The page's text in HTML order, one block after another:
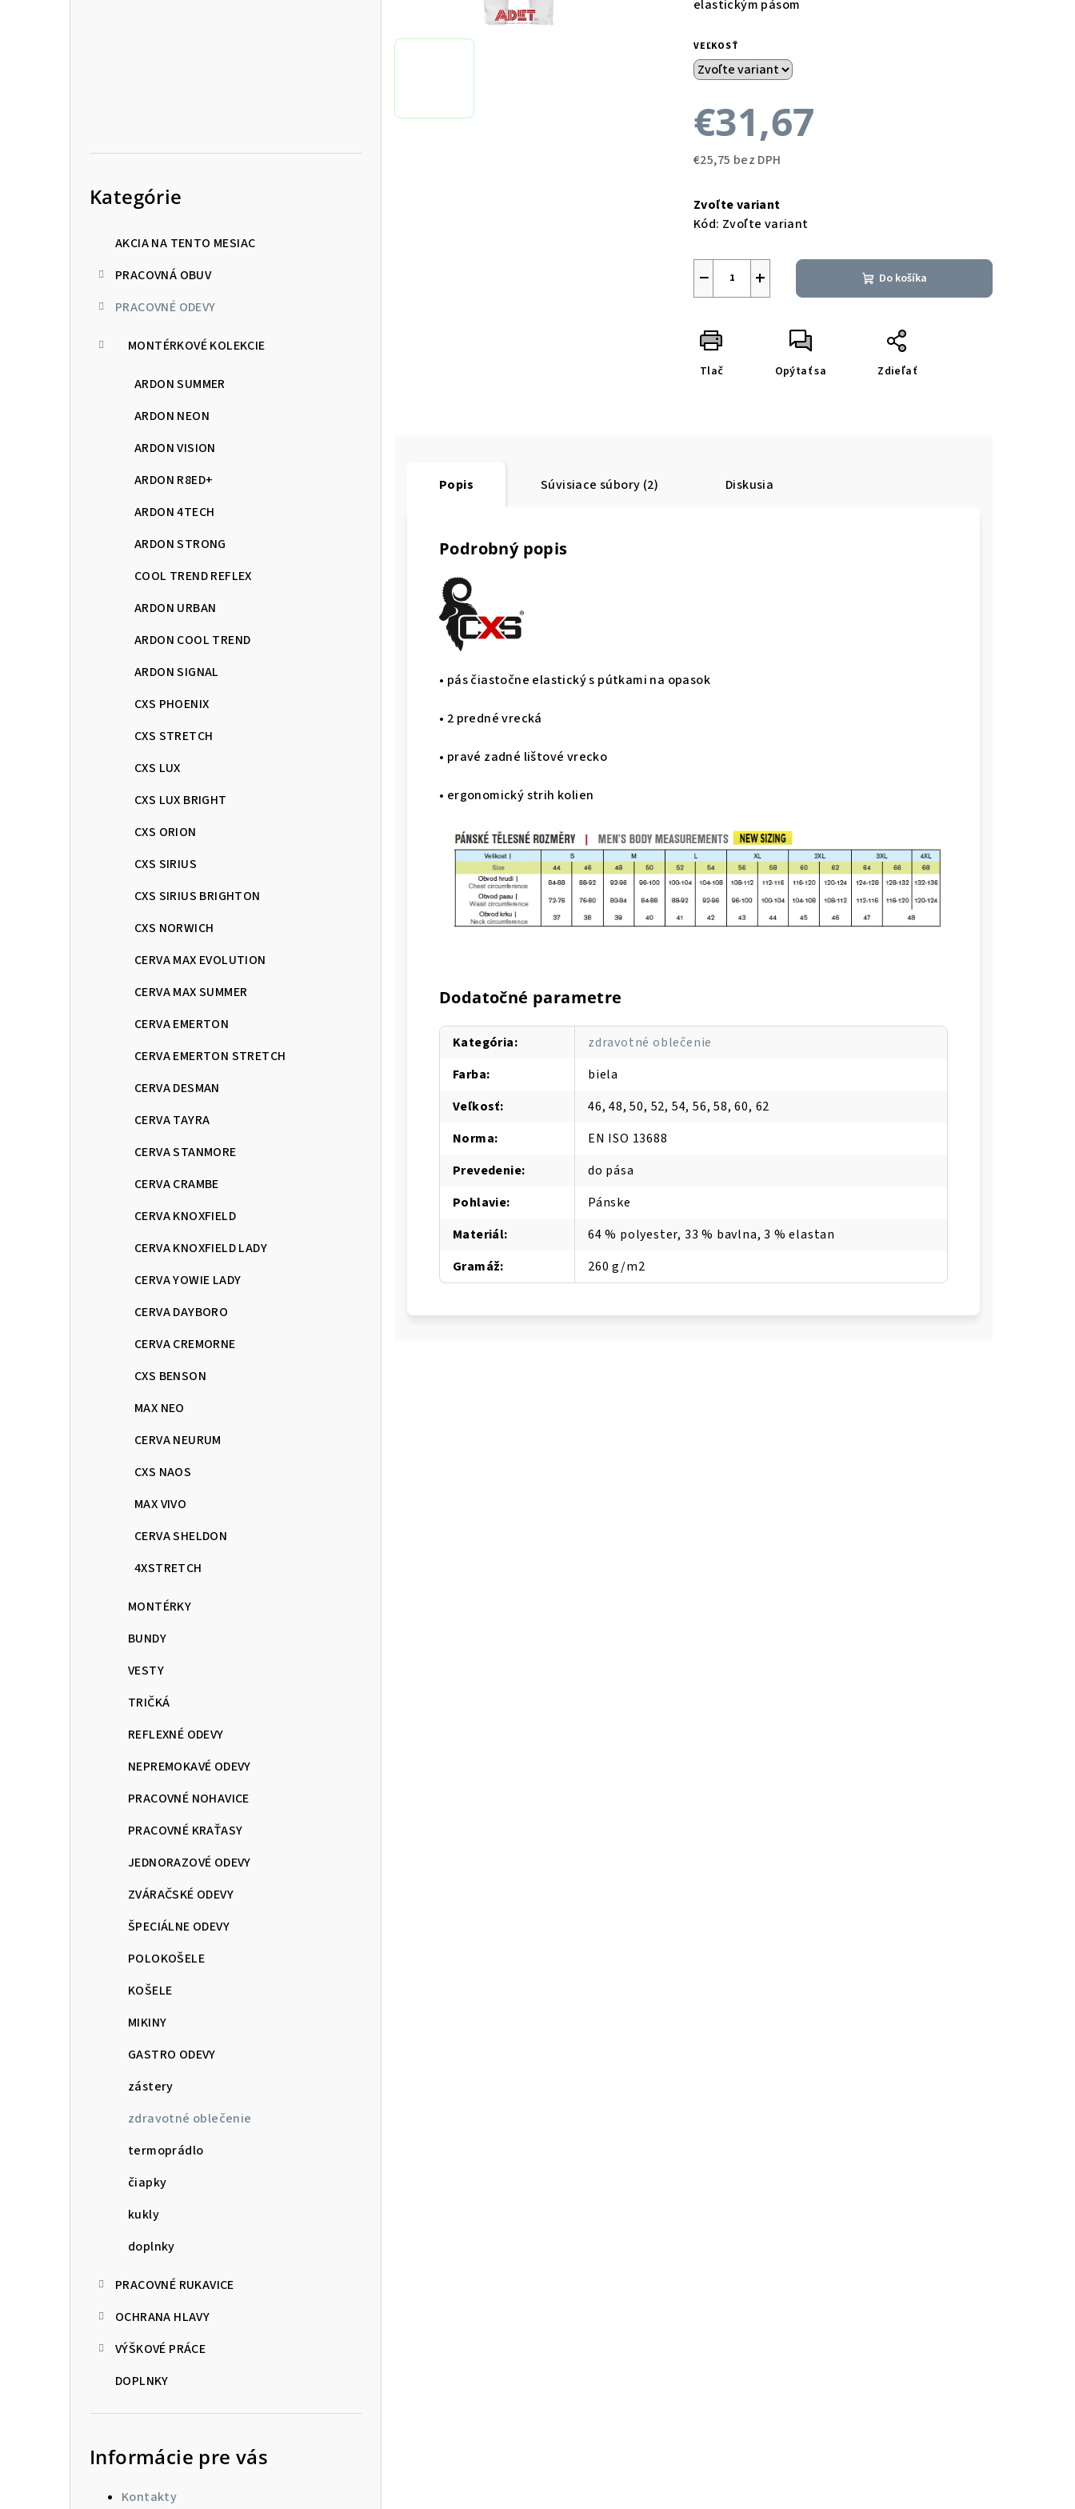
Kategórie
AKCIA NA TENTO MESIAC
PRACOVNÁ OBUV
PRACOVNÉ ODEVY
MONTÉRKOVÉ KOLEKCIE
ARDON SUMMER
ARDON NEON
ARDON VISION
ARDON R8ED+
ARDON 4TECH
ARDON STRONG
COOL TREND REFLEX
ARDON URBAN
ARDON COOL TREND
ARDON SIGNAL
CXS PHOENIX
CXS STRETCH
CXS LUX
CXS LUX BRIGHT
CXS ORION
CXS SIRIUS
CXS SIRIUS BRIGHTON
CXS NORWICH
CERVA MAX EVOLUTION
CERVA MAX SUMMER
CERVA EMERTON
CERVA EMERTON STRETCH
CERVA DESMAN
CERVA TAYRA
CERVA STANMORE
CERVA CRAMBE
CERVA KNOXFIELD
CERVA KNOXFIELD LADY
CERVA YOWIE LADY
CERVA DAYBORO
CERVA CREMORNE
CXS BENSON
MAX NEO
CERVA NEURUM
CXS NAOS
MAX VIVO
CERVA SHELDON
4XSTRETCH
MONTÉRKY
BUNDY
VESTY
TRIČKÁ
REFLEXNÉ ODEVY
NEPREMOKAVÉ ODEVY
PRACOVNÉ NOHAVICE
PRACOVNÉ KRAŤASY
JEDNORAZOVÉ ODEVY
ZVÁRAČSKÉ ODEVY
ŠPECIÁLNE ODEVY
POLOKOŠELE
KOŠELE
MIKINY
GASTRO ODEVY
zástery
zdravotné oblečenie
termoprádlo
čiapky
kukly
doplnky
PRACOVNÉ RUKAVICE
OCHRANA HLAVY
VÝŠKOVÉ PRÁCE
DOPLNKY
Informácie pre vás
Kontakty
elastickým pásom
VEĽKOSŤ
€31,67
€25,75 bez DPH
cena:
Zvoľte variant
Kód: Zvoľte variant
+
− Do košíka
Tlač Opýtať sa Zdieľať
Popis Súvisiace súbory (2) Diskusia
Podrobný popis
• pás čiastočne elastický s pútkami na opasok
• 2 predné vrecká
• pravé zadné lištové vrecko
• ergonomický strih kolien
Dodatočné parametre
Kategória:
zdravotné oblečenie
Farba:
biela
Veľkosť:
46, 48, 50, 52, 54, 56, 58, 60, 62
Norma:
EN ISO 13688
Prevedenie:
do pása
Pohlavie:
Pánske
Materiál:
64 % polyester, 33 % bavlna, 3 % elastan
Gramáž: 260 g/m2